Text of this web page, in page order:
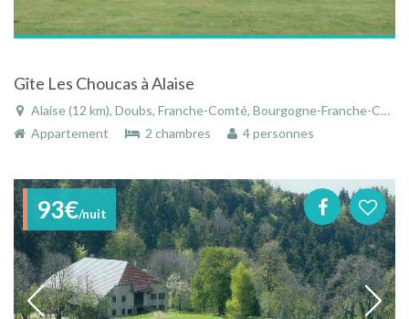
Gîte Les Choucas à Alaise
Alaise (12 km), Doubs, Franche-Comté, Bourgogne-Franche-Comté, France
Appartement
2 chambres 4 personnes
93€/nuit